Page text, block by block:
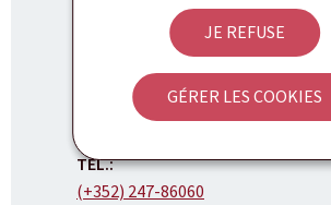
JE REFUSE
GÉRER LES COOKIES
de l'assurance dépendance (AEC)
:TÉL.:
(+352) 247-86060